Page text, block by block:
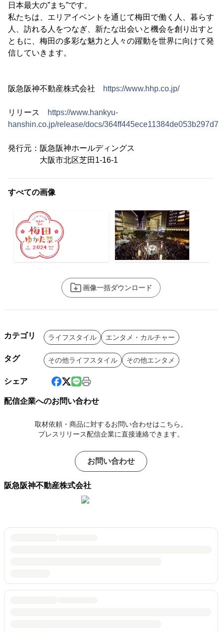
日本最大の”まち”です。
私たちは、エリアイベントを通じて梅田で働く人、暮らす
人、訪れる人をつなぎ、新たな出会いと機会を創り出すと
ともに、梅田の多彩な魅力と人々の躍動を世界に向けて発
信していきます。
阪急阪神不動産株式会社 https://www.hhp.co.jp/
リリース
https://www.hankyu-
hanshin.co.jp/release/docs/
発行元：阪急阪神ホールディングス
大阪市北区芝田1-16-1
すべての画像
画像一括ダウンロード
カテゴリ ライフスタイル エンタメ・カルチャー
タグ その他ライフスタイル その他エンタメ
シェア
配信企業へのお問い合わせ
取材依頼・商品に対するお問い合わせはこちら。
プレスリリース配信企業に直接連絡できます。
お問い合わせ
阪急阪神不動産株式会社